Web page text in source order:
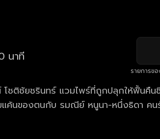
นาที
รายการข
ชติชัยชรินทร์ แวมไพร์ที่ถูกปลุกให้ฟื้นคืน
มแค้นของตนกับ รมณีย์ หนูนา-หนึ่งธิดา ค
หัวใจ ซึ่งสิ่งเดียวที่จะหยุดความชั่วร้ายข